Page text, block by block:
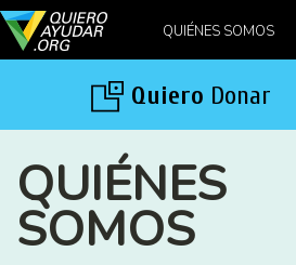
QUIÉNES SOMOS
Quiero Donar
QUIÉNES
SOMOS